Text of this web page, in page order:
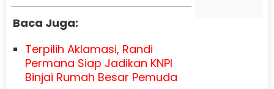
Baca Juga:
Terpilih Aklamasi, Randi
Permana Siap Jadikan KNPI
Binjai Rumah Besar Pemuda